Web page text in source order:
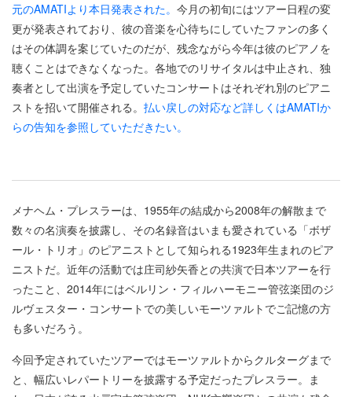
元のAMATIより本日発表された。 今月の初旬にはツアー日程の変
更が発表されており、彼の音楽を心待ちにしていたファンの多く
はその体調を案じていたのだが、残念ながら今年は彼のピアノを
聴くことはできなくなった。各地でのリサイタルは中止され、独
奏者として出演を予定していたコンサートはそれぞれ別のピアニ
ストを招いて開催される。 払い戻しの対応など詳しくはAMATIか
らの告知を参照していただきたい。
メナヘム・プレスラーは、1955年の結成から2008年の解散まで
数々の名演奏を披露し、その名録音はいまも愛されている「ボザ
ール・トリオ」のピアニストとして知られる1923年生まれのピア
ニストだ。近年の活動では庄司紗矢香との共演で日本ツアーを行
ったこと、2014年にはベルリン・フィルハーモニー管弦楽団のジ
ルヴェスター・コンサートでの美しいモーツァルトでご記憶の方
も多いだろう。
今回予定されていたツアーではモーツァルトからクルターグまで
と、幅広いレパートリーを披露する予定だったプレスラー。ま